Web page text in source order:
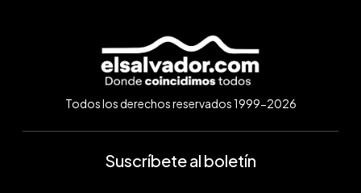
Todos los derechos reservados 1999-2026
Suscríbete al boletín